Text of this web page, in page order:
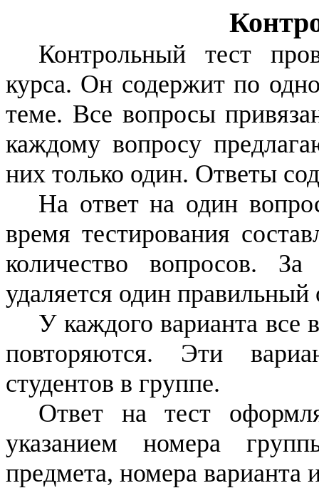
Контрольный тест
курса. Он содержит по
теме. Все вопросы
каждому вопросу
них только один. Ответы
На ответ на один
время тестирования
количество вопросов.
удаляется один правильный
У каждого варианта все
повторяются. Эти
студентов в группе.
Ответ на тест
указанием номера
предмета, номера